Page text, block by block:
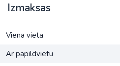
Izmaksas
Viena vieta
Ar papildvietu